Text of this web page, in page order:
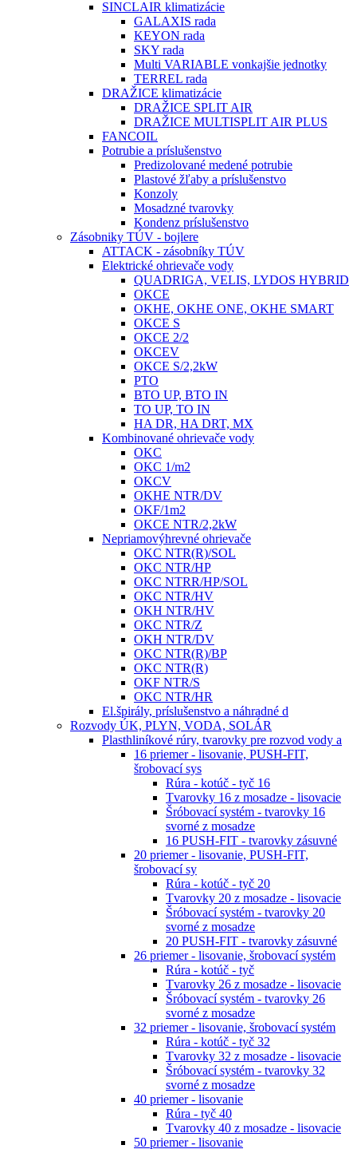
SINCLAIR klimatizácie
GALAXIS rada
KEYON rada
SKY rada
Multi VARIABLE vonkajšie jednotky
TERREL rada
DRAŽICE klimatizácie
DRAŽICE SPLIT AIR
DRAŽICE MULTISPLIT AIR PLUS
FANCOIL
Potrubie a príslušenstvo
Predizolované medené potrubie
Plastové žľaby a príslušenstvo
Konzoly
Mosadzné tvarovky
Kondenz príslušenstvo
Zásobniky TÚV - bojlere
ATTACK - zásobníky TÚV
Elektrické ohrievače vody
QUADRIGA, VELIS, LYDOS HYBRID
OKCE
OKHE, OKHE ONE, OKHE SMART
OKCE S
OKCE 2/2
OKCEV
OKCE S/2,2kW
PTO
BTO UP, BTO IN
TO UP, TO IN
HA DR, HA DRT, MX
Kombinované ohrievače vody
OKC
OKC 1/m2
OKCV
OKHE NTR/DV
OKF/1m2
OKCE NTR/2,2kW
Nepriamovýhrevné ohrievače
OKC NTR(R)/SOL
OKC NTR/HP
OKC NTRR/HP/SOL
OKC NTR/HV
OKH NTR/HV
OKC NTR/Z
OKH NTR/DV
OKC NTR(R)/BP
OKC NTR(R)
OKF NTR/S
OKC NTR/HR
El.špirály, príslušenstvo a náhradné d
Rozvody ÚK, PLYN, VODA, SOLÁR
Plasthliníkové rúry, tvarovky pre rozvod vody a
16 priemer - lisovanie, PUSH-FIT,
šrobovací sys
Rúra - kotúč - tyč 16
Tvarovky 16 z mosadze - lisovacie
Šróbovací systém - tvarovky 16
svorné z mosadze
16 PUSH-FIT - tvarovky zásuvné
20 priemer - lisovanie, PUSH-FIT,
šrobovací sy
Rúra - kotúč - tyč 20
Tvarovky 20 z mosadze - lisovacie
Šróbovací systém - tvarovky 20
svorné z mosadze
20 PUSH-FIT - tvarovky zásuvné
26 priemer - lisovanie, šrobovací systém
Rúra - kotúč - tyč
Tvarovky 26 z mosadze - lisovacie
Šróbovací systém - tvarovky 26
svorné z mosadze
32 priemer - lisovanie, šrobovací systém
Rúra - kotúč - tyč 32
Tvarovky 32 z mosadze - lisovacie
Šróbovací systém - tvarovky 32
svorné z mosadze
40 priemer - lisovanie
Rúra - tyč 40
Tvarovky 40 z mosadze - lisovacie
50 priemer - lisovanie